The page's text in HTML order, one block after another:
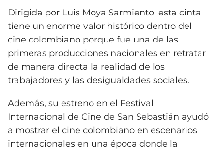
Dirigida por Luis Moya Sarmiento, esta cinta
tiene un enorme valor histórico dentro del
cine colombiano porque fue una de las
primeras producciones nacionales en retratar
de manera directa la realidad de los
trabajadores y las desigualdades sociales.
Además, su estreno en el Festival
Internacional de Cine de San Sebastián ayudó
a mostrar el cine colombiano en escenarios
internacionales en una época donde la